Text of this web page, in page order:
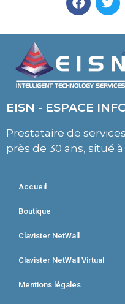
EISN - ESPACE
Prestataire de
près de 30 ans, situé à
Accueil
Boutique
Clavister NetWall
Clavister NetWall Virtual
Mentions légales